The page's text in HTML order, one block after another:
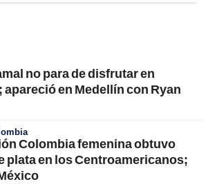
no para de disfrutar en
en Medellín con Ryan
Colombia femenina obtuvo
plata en los Centroamericanos;